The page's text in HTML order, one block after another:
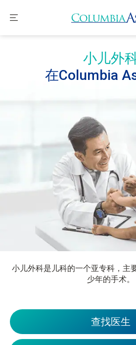
小儿外
在Columbia
小儿外科是儿科的一个亚专科，主
少年的手术。
查找医生